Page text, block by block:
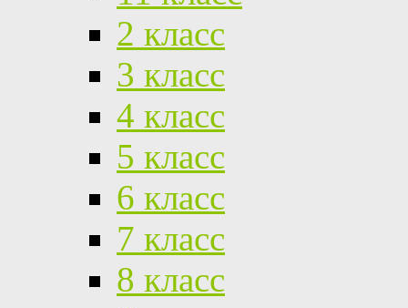
2 класс
3 класс
4 класс
5 класс
6 класс
7 класс
8 класс